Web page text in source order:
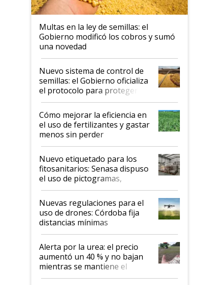
Multas en la ley de semillas: el
Gobierno modificó los cobros y sumó
una novedad
Nuevo sistema de control de
semillas: el Gobierno oficializa
el protocolo para proteger la
propiedad intelectual
Cómo mejorar la eficiencia en
el uso de fertilizantes y gastar
menos sin perder
productividad en la campaña
fina
Nuevo etiquetado para los
fitosanitarios: Senasa dispuso
el uso de pictogramas,
palabras de advertencia e
indicaciones
Nuevas regulaciones para el
uso de drones: Córdoba fija
distancias mínimas
Alerta por la urea: el precio
aumentó un 40 % y no bajan
mientras se mantiene el
conflicto en Medio Oriente